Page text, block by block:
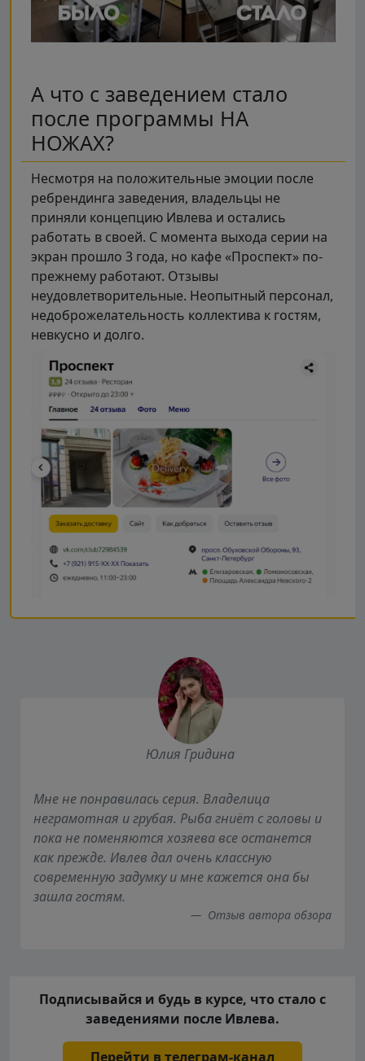
А что с заведением стало
после программы НА
НОЖАХ?
Несмотря на положительные эмоции после
ребрендинга заведения, владельцы не
приняли концепцию Ивлева и остались
работать в своей. С момента выхода серии на
экран прошло 3 года, но кафе «Проспект» по-
прежнему работают. Отзывы
неудовлетворительные. Неопытный персонал,
недоброжелательность коллектива к гостям,
невкусно и долго.
Юлия Гридина
Мне не понравилась серия. Владелица
неграмотная и грубая. Рыба гниёт с головы и
пока не поменяются хозяева все останется
как прежде. Ивлев дал очень классную
современную задумку и мне кажется она бы
зашла гостям.
Отзыв автора обзора
Подписывайся и будь в курсе, что стало с
заведениями после Ивлева.
Перейти в телеграм-канал